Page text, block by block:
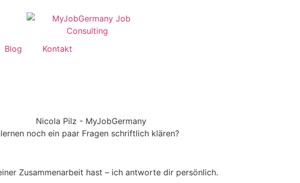
Blog Kontakt
noch ein paar Fragen schriftlich klären?
Zusammenarbeit hast – ich antworte dir persönlich.